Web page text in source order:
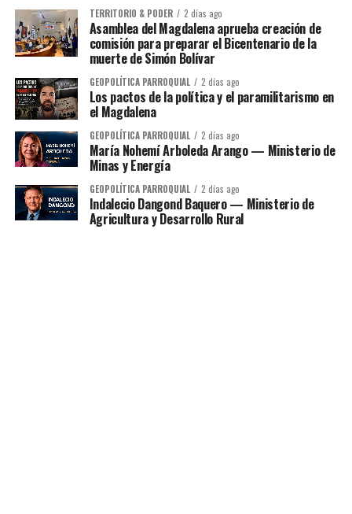
TERRITORIO & PODER 2 días ago
Asamblea del Magdalena aprueba creación de
comisión para preparar el Bicentenario de la
muerte de Simón Bolívar
GEOPOLÍTICA PARROQUIAL 2 días ago
Los pactos de la política y el paramilitarismo en
el Magdalena
GEOPOLÍTICA PARROQUIAL 2 días ago
María Nohemí Arboleda Arango — Ministerio de
Minas y Energía
GEOPOLÍTICA PARROQUIAL 2 días ago
Indalecio Dangond Baquero — Ministerio de
Agricultura y Desarrollo Rural